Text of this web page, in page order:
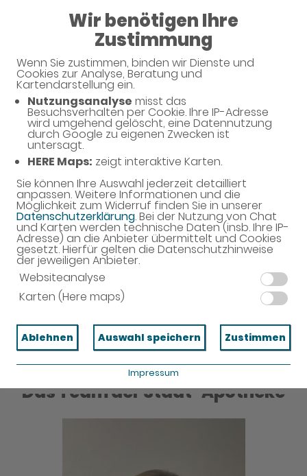
Wir benötigen Ihre
Zustimmung
Wenn Sie zustimmen, binden wir Dienste und
Cookies zur Analyse, Beratung und
Kartendarstellung ein.
Nutzungsanalyse misst das
Besuchsverhalten per Cookie. Ihre IP-Adresse
wird umgehend gelöscht, eine Datennutzung
durch Google zu eigenen Zwecken ist
untersagt.
HERE Maps: zeigt interaktive Karten.
Sie können Ihre Auswahl jederzeit detailliert
anpassen. Weitere Informationen und die
Möglichkeit zum Widerruf finden Sie in unserer
Datenschutzerklärung. Bei der Nutzung von Chat
und Karten werden technische Daten (insb. Ihre IP-
Adresse) an die Anbieter übermittelt und Cookies
gesetzt. Hierfür gelten die Datenschutzhinweise
der jeweiligen Anbieter.
Websiteanalyse
Karten (Here maps)
Ablehnen Auswahl speichern Zustimmen
Impressum
Über uns
Wir heißen Sie in Ihrer Stadt-Apotheke herzlich
willkommen!
Das Team der Stadt-Apotheke